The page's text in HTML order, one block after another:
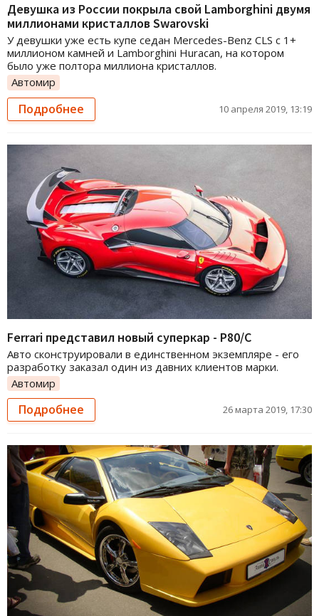
Девушка из России покрыла свой Lamborghini двумя
миллионами кристаллов Swarovski
У девушки уже есть купе седан Mercedes-Benz CLS с 1+
миллионом камней и Lamborghini Huracan, на котором
было уже полтора миллиона кристаллов.
Автомир
Подробнее 10 апреля 2019, 13:19
Ferrari представил новый суперкар - P80/С
Авто сконструировали в единственном экземпляре - его
разработку заказал один из давних клиентов марки.
Автомир
Подробнее 26 марта 2019, 17:30